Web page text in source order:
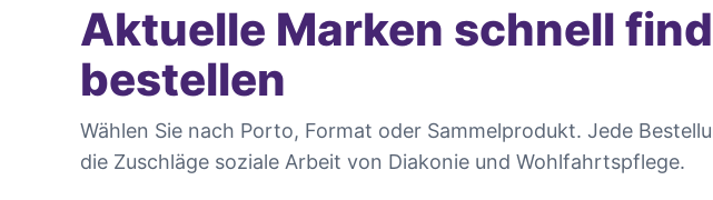
Aktuelle Marken schnell
bestellen
Wählen Sie nach Porto, Format oder Sammelprodukt. Jede
die Zuschläge soziale Arbeit von Diakonie und Wohlfahrtspflege.